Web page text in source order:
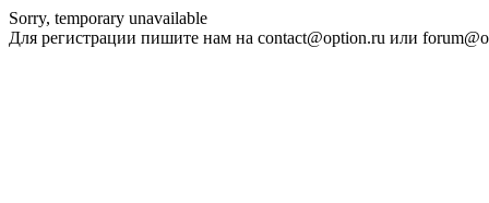
Sorry, temporary unavailable
Для регистрации пишите нам на contact@option.ru или